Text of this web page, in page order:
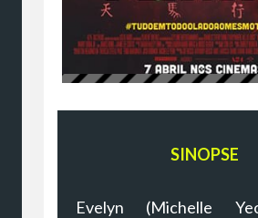
SINOPSE
Evelyn (Michelle